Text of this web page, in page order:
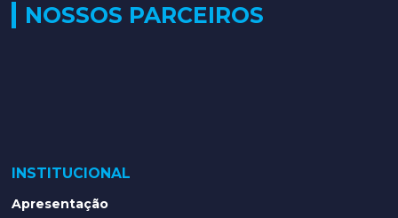
NOSSOS PARCEIROS
INSTITUCIONAL
Apresentação